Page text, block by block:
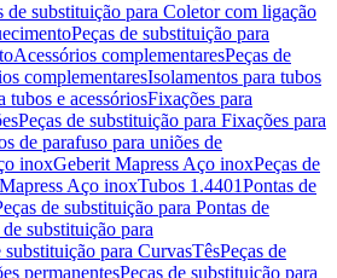
de substituição para Coletor com ligação
Peças de substituição para
Acessórios complementaresPeças de
complementaresIsolamentos para tubos
tubos e acessóriosFixações para
Peças de substituição para Fixações para
de parafuso para uniões de
inoxGeberit Mapress Aço inoxPeças de
Aço inoxTubos 1.4401Pontas de
de substituição para Pontas de
de substituição para
substituição para CurvasTêsPeças de
permanentesPeças de substituição para